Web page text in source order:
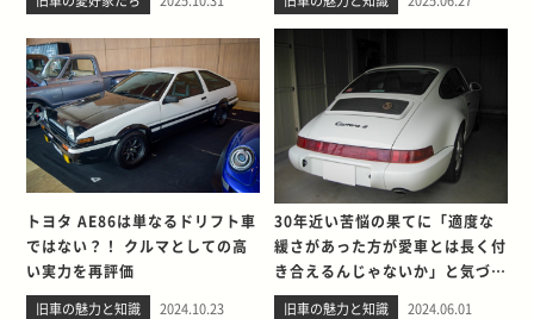
トヨタ AE86は単なるドリフト車
ではない？！ クルマとしての高
い実力を再評価
旧車の魅力と知識 2024.10.23
30年近い苦悩の果てに「適度な
緩さがあった方が愛車とは長く付
き合えるんじゃないか」と気づい
た話
旧車の魅力と知識 2024.06.01